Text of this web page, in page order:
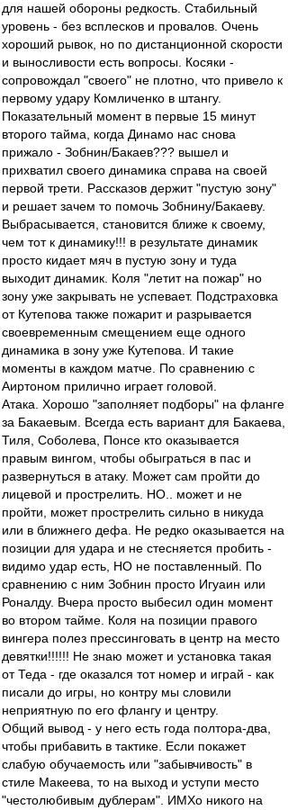
для нашей обороны редкость. Стабильный
уровень - без всплесков и провалов. Очень
хороший рывок, но по дистанционной скорости
и выносливости есть вопросы. Косяки -
сопровождал "своего" не плотно, что привело к
первому удару Комличенко в штангу.
Показательный момент в первые 15 минут
второго тайма, когда Динамо нас снова
прижало - Зобнин/Бакаев??? вышел и
прихватил своего динамика справа на своей
первой трети. Рассказов держит "пустую зону"
и решает зачем то помочь Зобнину/Бакаеву.
Выбрасывается, становится ближе к своему,
чем тот к динамику!!! в результате динамик
просто кидает мяч в пустую зону и туда
выходит динамик. Коля "летит на пожар" но
зону уже закрывать не успевает. Подстраховка
от Кутепова также пожарит и разрывается
своевременным смещением еще одного
динамика в зону уже Кутепова. И такие
моменты в каждом матче. По сравнению с
Аиртоном прилично играет головой.
Атака. Хорошо "заполняет подборы" на фланге
за Бакаевым. Всегда есть вариант для Бакаева,
Тиля, Соболева, Понсе кто оказывается
правым вингом, чтобы обыграться в пас и
развернуться в атаку. Может сам пройти до
лицевой и прострелить. НО.. может и не
пройти, может прострелить сильно в никуда
или в ближнего дефа. Не редко оказывается на
позиции для удара и не стесняется пробить -
видимо удар есть, НО не поставленный. По
сравнению с ним Зобнин просто Игуаин или
Роналду. Вчера просто выбесил один момент
во втором тайме. Коля на позиции правого
вингера полез прессинговать в центр на место
девятки!!!!!! Не знаю может и установка такая
от Теда - где оказался тот номер и играй - как
писали до игры, но контру мы словили
неприятную по его флангу и центру.
Общий вывод - у него есть года полтора-два,
чтобы прибавить в тактике. Если покажет
слабую обучаемость или "забывчивость" в
стиле Макеева, то на выход и уступи место
"честолюбивым дублерам". ИМХо никого на